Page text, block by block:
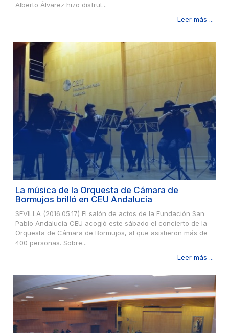
Alberto Álvarez hizo disfrut...
Leer más ...
La música de la Orquesta de Cámara de
Bormujos brilló en CEU Andalucía
SEVILLA (2016.05.17) El salón de actos de la Fundación San
Pablo Andalucía CEU acogió este sábado el concierto de la
Orquesta de Cámara de Bormujos, al que asistieron más de
400 personas. Sobre...
Leer más ...